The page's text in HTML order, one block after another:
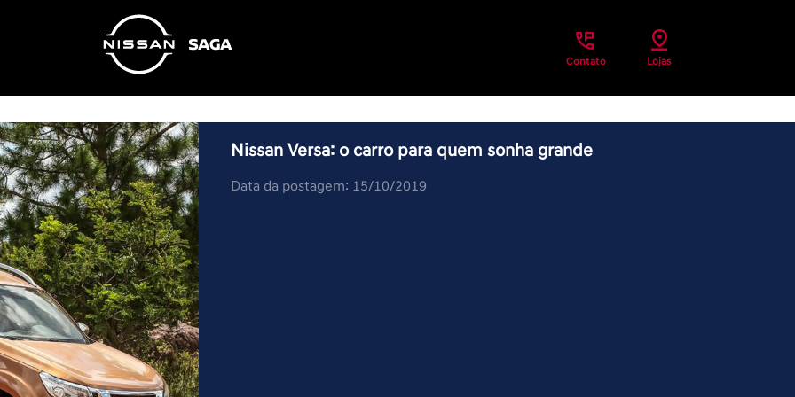
Contato Lojas
Nissan Versa: o carro para quem sonha grande
Data da postagem: 15/10/2019